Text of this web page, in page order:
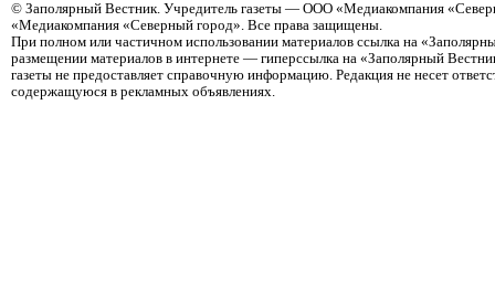
© Заполярный Вестник. Учредитель газеты — ООО «Медиакомпания
«Медиакомпания «Северный город». Все права защищены.
При полном или частичном использовании материалов ссылка на
размещении материалов в интернете — гиперссылка на «Заполярный
газеты не предоставляет справочную информацию. Редакция не несет
содержащуюся в рекламных объявлениях.